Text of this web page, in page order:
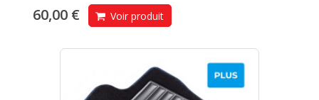
60,00 € Voir produit